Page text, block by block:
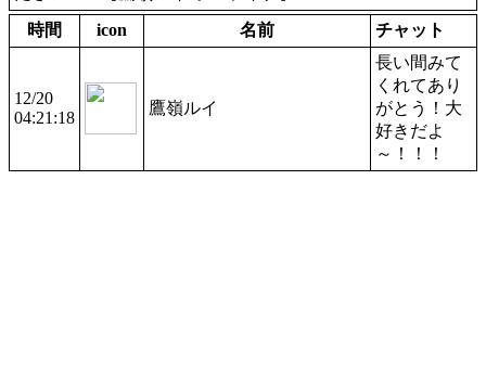
時間
icon 名前 チャット
12/20
04:21:18
鷹嶺ルイ
長い間みて
くれてあり
がとう！大
好きだよ
～！！！